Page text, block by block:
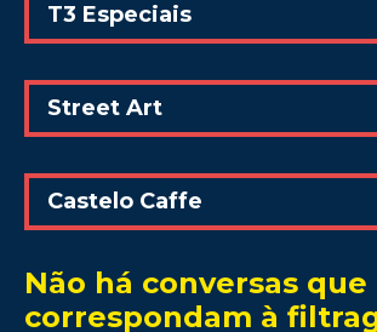
T3 Especiais
Street Art
Castelo Caffe
Não há conversas que
correspondam à